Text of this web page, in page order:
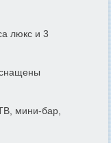
люкс и 3
мини-бар,